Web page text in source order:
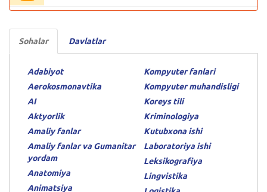
Sohalar Davlatlar
Adabiyot
Aerokosmonavtika
AI
Aktyorlik
Amaliy fanlar
Amaliy fanlar va Gumanitar
yordam
Anatomiya
Animatsiya
Kompyuter fanlari
Kompyuter muhandisligi
Koreys tili
Kriminologiya
Kutubxona ishi
Laboratoriya ishi
Leksikografiya
Lingvistika